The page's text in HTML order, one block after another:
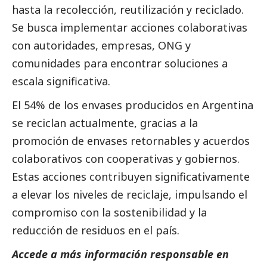
hasta la recolección, reutilización y reciclado.
Se busca implementar acciones colaborativas
con autoridades, empresas, ONG y
comunidades para encontrar soluciones a
escala significativa.
El 54% de los envases producidos en Argentina
se reciclan actualmente, gracias a la
promoción de envases retornables y acuerdos
colaborativos con cooperativas y gobiernos.
Estas acciones contribuyen significativamente
a elevar los niveles de reciclaje, impulsando el
compromiso con la sostenibilidad y la
reducción de residuos en el país.
Accede a más información responsable en